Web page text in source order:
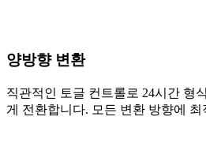
양방향 변환
직관적인 토글 컨트롤로 24시간 형
게 전환합니다. 모든 변환 방향에